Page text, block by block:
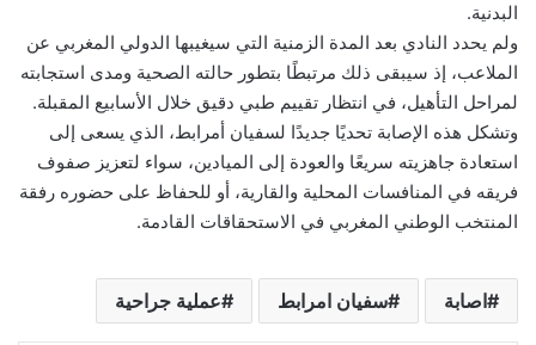
البدنية.
ولم يحدد النادي بعد المدة الزمنية التي سيغيبها الدولي المغربي عن
الملاعب، إذ سيبقى ذلك مرتبطًا بتطور حالته الصحية ومدى استجابته
لمراحل التأهيل، في انتظار تقييم طبي دقيق خلال الأسابيع المقبلة.
وتشكل هذه الإصابة تحديًا جديدًا لسفيان أمرابط، الذي يسعى إلى
استعادة جاهزيته سريعًا والعودة إلى الميادين، سواء لتعزيز صفوف
فريقه في المنافسات المحلية والقارية، أو للحفاظ على حضوره رفقة
المنتخب الوطني المغربي في الاستحقاقات القادمة.
اصابة سفيان امرابط عملية جراحية